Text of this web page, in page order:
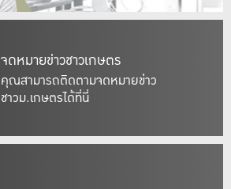
จดหมายข่าวชาวเกษตร
คุณสามารถติดตามจดหมายข่าว
ชาวม.เกษตรได้ที่นี่